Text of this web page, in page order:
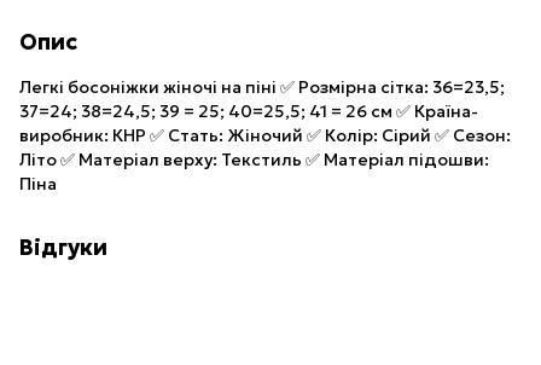
Опис
Легкі босоніжки жіночі на піні ✅ Розмірна сітка: 36=23,5;
37=24; 38=24,5; 39 = 25; 40=25,5; 41 = 26 см ✅ Країна-
виробник: КНР ✅ Стать: Жіночий ✅ Колір: Сірий ✅ Сезон:
Літо ✅ Матеріал верху: Текстиль ✅ Матеріал підошви:
Піна
Відгуки